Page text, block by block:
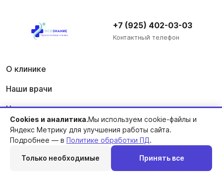
+7 (925) 402-03-03
Контактный телефон
О клинике
Наши врачи
Цены
Лицензия
Cookies и аналитика.Мы используем cookie-файлы и
Яндекс Метрику для улучшения работы сайта.
Подробнее — в Политике обработки ПД.
Только необходимые Принять все